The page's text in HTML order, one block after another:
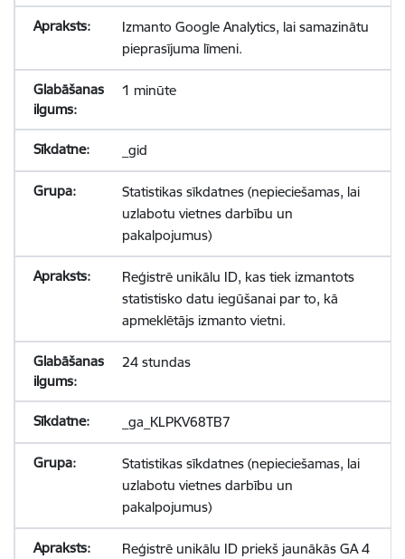
Izmanto Google Analytics, lai samazinātu
pieprasījuma līmeni.
1 minūte
_gid
Statistikas sīkdatnes (nepieciešamas, lai
uzlabotu vietnes darbību un
pakalpojumus)
Reģistrē unikālu ID, kas tiek izmantots
statistisko datu iegūšanai par to, kā
apmeklētājs izmanto vietni.
24 stundas
_ga_KLPKV68TB7
Statistikas sīkdatnes (nepieciešamas, lai
uzlabotu vietnes darbību un
pakalpojumus)
Reģistrē unikālu ID priekš jaunākās GA 4